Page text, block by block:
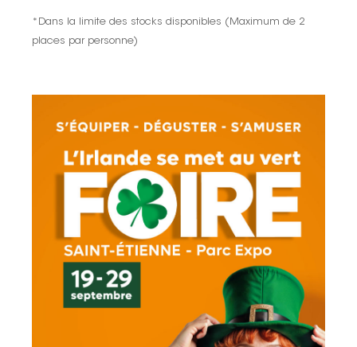
*Dans la limite des stocks disponibles (Maximum de 2
places par personne)